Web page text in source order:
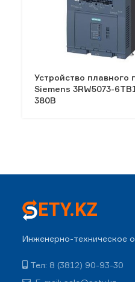
Устройство плавного
Siemens 3RW5073-
380В
Инженерно-техническое
Тел: 8 (3812) 90-93-30